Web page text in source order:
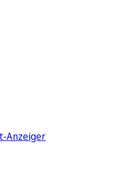
Anzeiger